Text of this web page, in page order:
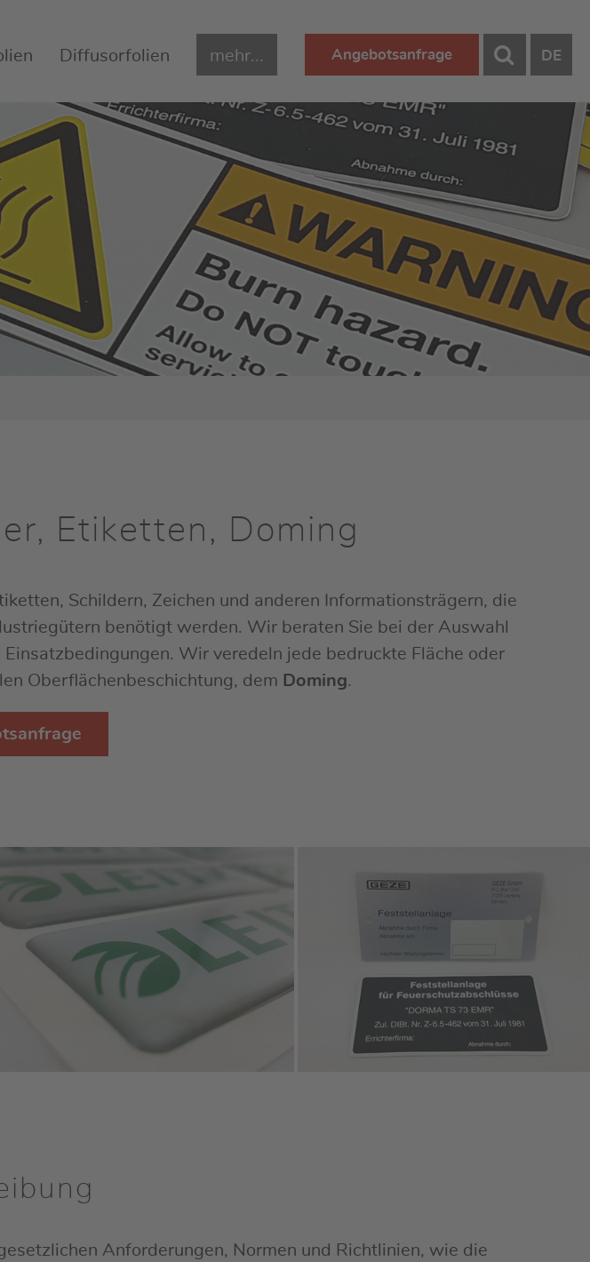
Diffusorfolien mehr... Angebotsanfrage DE
Etiketten, Doming
Schildern, Zeichen und anderen Informationsträgern, die
benötigt werden. Wir beraten Sie bei der Auswahl
Wir veredeln jede bedruckte Fläche oder
Oberflächenbeschichtung, dem Doming.
Anforderungen, Normen und Richtlinien, wie die